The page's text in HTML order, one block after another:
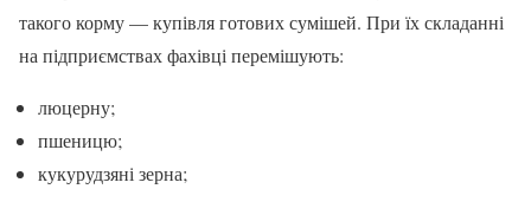
такого корму — купівля готових сумішей. При їх складанні
на підприємствах фахівці перемішують:
люцерну;
пшеницю;
кукурудзяні зерна;